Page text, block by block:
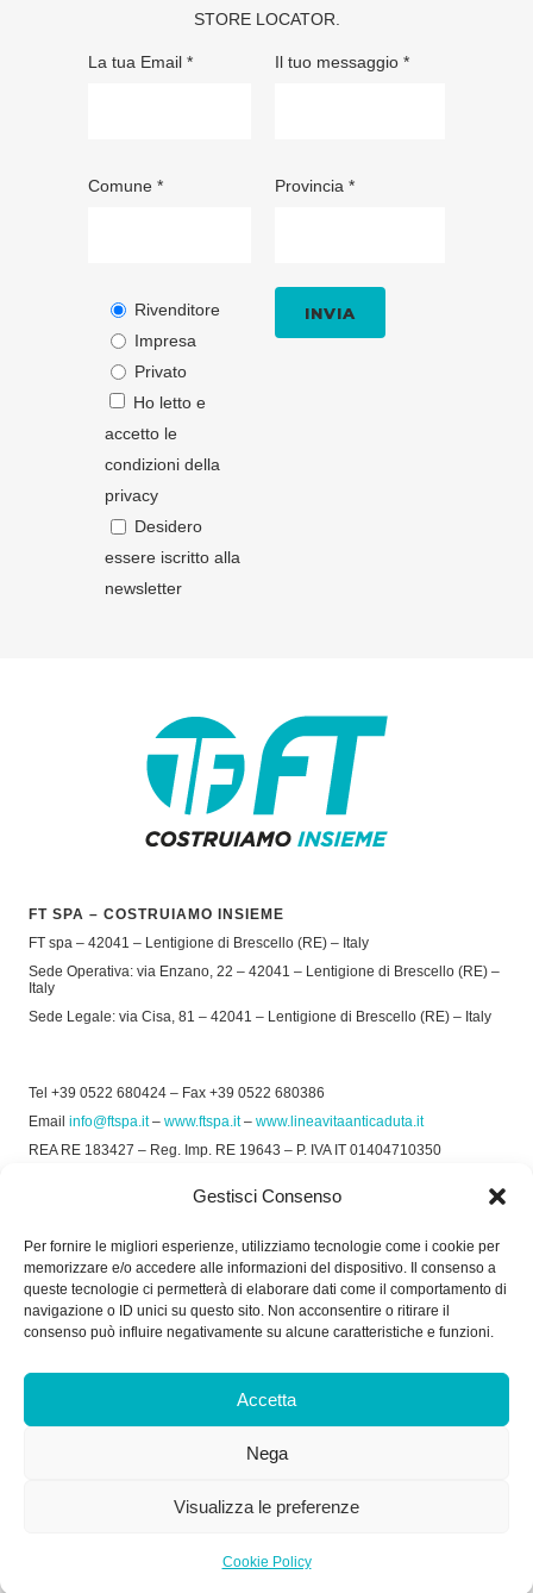
Gestisci Consenso
Per fornire le migliori esperienze, utilizziamo tecnologie come i cookie per
memorizzare e/o accedere alle informazioni del dispositivo. Il consenso a
queste tecnologie ci permetterà di elaborare dati come il comportamento di
navigazione o ID unici su questo sito. Non acconsentire o ritirare il
consenso può influire negativamente su alcune caratteristiche e funzioni.
Accetta
Nega
Visualizza le preferenze
Cookie Policy
STORE LOCATOR
La tua Email *
Comune *
Rivenditore
Impresa
Privato
Ho letto e
accetto le
condizioni della
privacy
Desidero
essere iscritto alla
newsletter
Il tuo messaggio *
Provincia *
FT SPA – COSTRUIAMO INSIEME
FT spa – 42041 – Lentigione di Brescello (RE) – Italy
Sede Operativa: via Enzano, 22 – 42041 – Lentigione di Brescello (RE) –
Italy
Sede Legale: via Cisa, 81 – 42041 – Lentigione di Brescello (RE) – Italy
Tel +39 0522 680424 – Fax +39 0522 680386
Email info@ftspa.it– www.ftspa.it– www.lineavitaanticaduta.it
REA RE 183427 – Reg. Imp. RE 19643 – P. IVA IT 01404710350
Privacy Policy–Cookie Policy
SOCIAL
Dal Lunedì al Venerdì: 8.00/12.30 - 13.30/17.30
Dal Lunedì al Venerdì: 7.30/11.30 - 13.30/17.00